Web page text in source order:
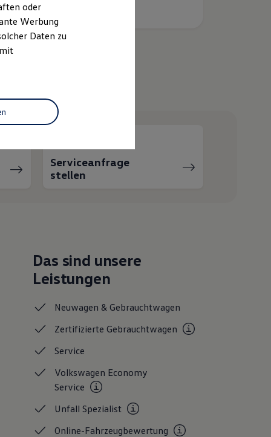
Serviceanfrage
stellen
Das sind unsere
Leistungen
Neuwagen &Gebrauchtwagen
ZertifizierteGebrauchtwagen
Service
Volkswagen Economy
Service
UnfallSpezialist
Online-Fahrzeugbewertung
oder
Werbung
Daten zu